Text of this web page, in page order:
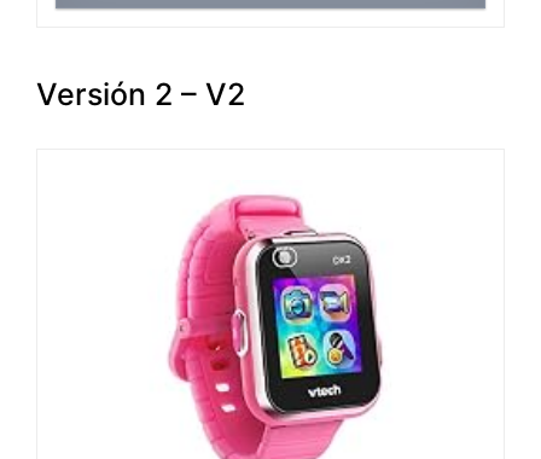
Versión 2 – V2